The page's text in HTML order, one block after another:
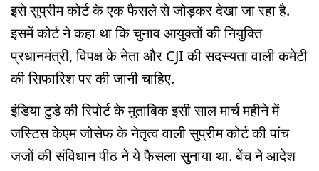
इसे सुप्रीम कोर्ट के एक फैसले से जोड़कर देखा जा रहा है.
इसमें कोर्ट ने कहा था कि चुनाव आयुक्तों की नियुक्ति
प्रधानमंत्री, विपक्ष के नेता और CJI की सदस्यता वाली कमेटी
की सिफारिश पर की जानी चाहिए.
इंडिया टुडे की रिपोर्ट के मुताबिक इसी साल मार्च महीने में
जस्टिस केएम जोसेफ के नेतृत्व वाली सुप्रीम कोर्ट की पांच
जजों की संविधान पीठ ने ये फैसला सुनाया था. बेंच ने आदेश